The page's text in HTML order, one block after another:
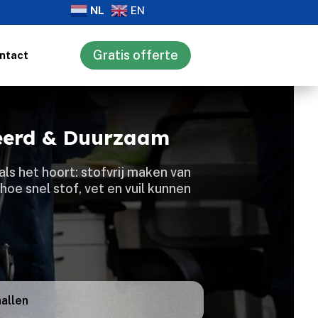
NL EN
Gratis offerte
& Duurzaam
het hoort: stofvrij maken van
snel stof, vet en vuil kunnen